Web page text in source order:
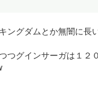
ングダムとか無闇に長
つグインサーガは１２